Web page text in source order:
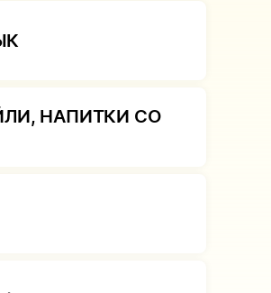
НАПИТКИ СО